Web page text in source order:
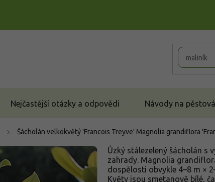
Nejčastější otázky a odpovědi Návody na
Šácholán velkokvětý 'Francois Treyve' Magnolia grandiflora
Úzký stálezelený šácholán s
zahrady. Magnolia
dospělosti obvykle 4–8 m ×
Květy jsou smetanově bílé,